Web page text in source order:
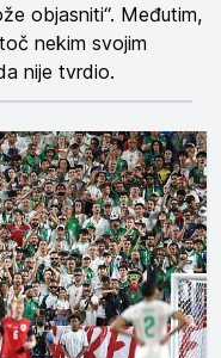
objasniti“. Međutim,
nekim svojim
nije tvrdio.